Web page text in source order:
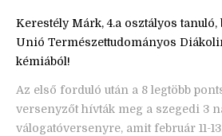
Kerestély Márk, 4.a osztályos tanuló,
Unió Természettudományos
kémiából!
Az első forduló után a 8 legtöbb
versenyzőt hívták meg a szegedi 3
válogatóversenyre, amit február 11-